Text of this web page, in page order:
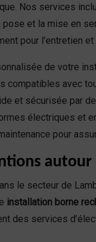
Nos services
pose et la mise en
pour l’entretien
de votre
compatibles avec
et sécurisée par
électriques et
pour
autour
le secteur de
installation borne
des services